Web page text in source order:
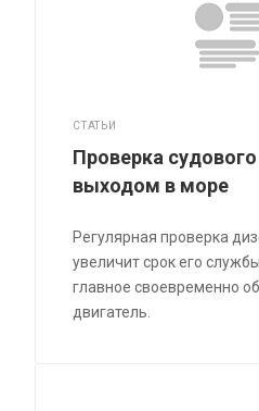
СТАТЬИ
Проверка
выходом в море
Регулярная проверка
увеличит срок его
главное своевременно
двигатель.